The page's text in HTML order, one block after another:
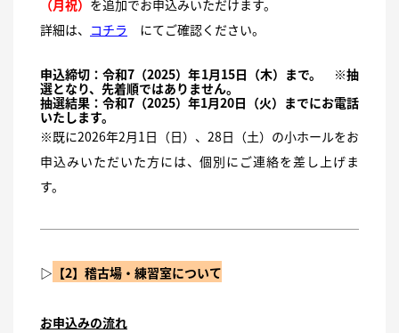
（月祝） を追加でお申込みいただけます。
詳細は、 コチラ にてご確認ください。
申込締切：令和7（2025）年1月15日（木）まで。 ※抽
選となり、先着順ではありません。
抽選結果：令和7（2025）年1月20日（火）までにお電話
いたします。
※既に2026年2月1日（日）、28日（土）の小ホールをお
申込みいただいた方には、個別にご連絡を差し上げま
す。
▷ 【2】稽古場・練習室について
お申込みの流れ